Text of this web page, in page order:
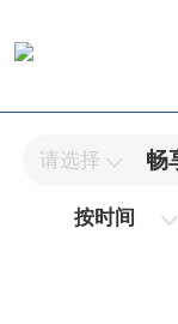
请选择
按时间